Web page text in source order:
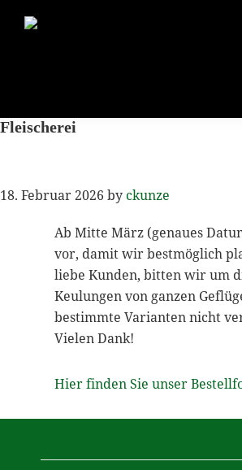
Hauptnavigation
Inhalt
Seitenspalte
Fleischerei
18. Februar 2026 byckunze
Ab Mitte März (genaues
vor, damit wir bestmöglich
liebe Kunden, bitten wir um
Keulungen von ganzen
bestimmte Varianten nicht
Vielen Dank!
Hier finden Sie unser